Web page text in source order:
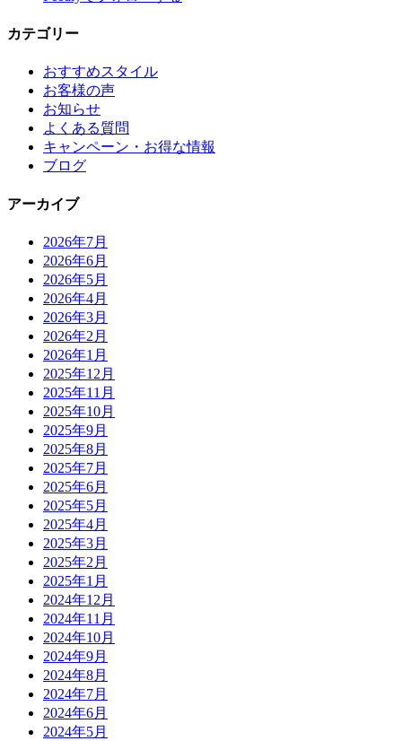
カテゴリー
おすすめスタイル
お客様の声
お知らせ
よくある質問
キャンペーン・お得な情報
ブログ
アーカイブ
2026年7月
2026年6月
2026年5月
2026年4月
2026年3月
2026年2月
2026年1月
2025年12月
2025年11月
2025年10月
2025年9月
2025年8月
2025年7月
2025年6月
2025年5月
2025年4月
2025年3月
2025年2月
2025年1月
2024年12月
2024年11月
2024年10月
2024年9月
2024年8月
2024年7月
2024年6月
2024年5月